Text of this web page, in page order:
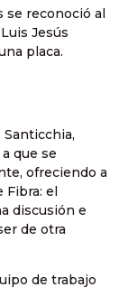
se reconoció al
Jesús
placa.
que se
ofreciendo a
Fibra: el
discusión e
de otra
de trabajo